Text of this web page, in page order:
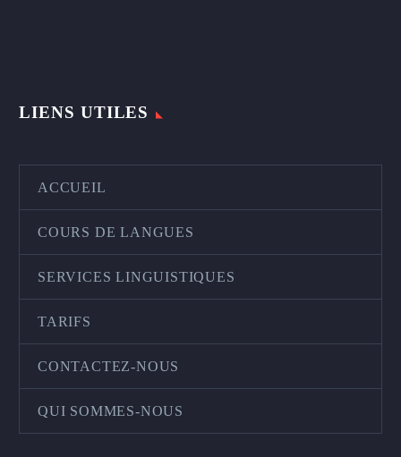
LIENS UTILES
ACCUEIL
COURS DE LANGUES
SERVICES LINGUISTIQUES
TARIFS
CONTACTEZ-NOUS
QUI SOMMES-NOUS